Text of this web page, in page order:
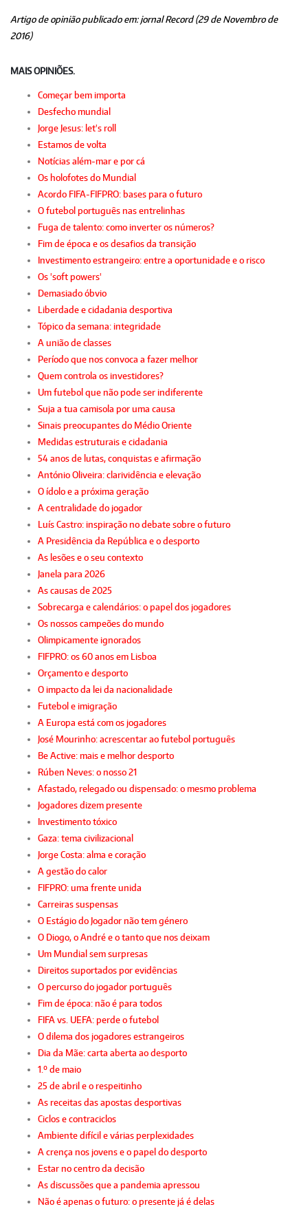
Artigo de opinião publicado em: jornal Record (29 de Novembro de
2016)
MAIS OPINIÕES.
Começar bem importa
Desfecho mundial
Jorge Jesus: let's roll
Estamos de volta
Notícias além-mar e por cá
Os holofotes do Mundial
Acordo FIFA-FIFPRO: bases para o futuro
O futebol português nas entrelinhas
Fuga de talento: como inverter os números?
Fim de época e os desafios da transição
Investimento estrangeiro: entre a oportunidade e o risco
Os 'soft powers'
Demasiado óbvio
Liberdade e cidadania desportiva
Tópico da semana: integridade
A união de classes
Período que nos convoca a fazer melhor
Quem controla os investidores?
Um futebol que não pode ser indiferente
Suja a tua camisola por uma causa
Sinais preocupantes do Médio Oriente
Medidas estruturais e cidadania
54 anos de lutas, conquistas e afirmação
António Oliveira: clarividência e elevação
O ídolo e a próxima geração
A centralidade do jogador
Luís Castro: inspiração no debate sobre o futuro
A Presidência da República e o desporto
As lesões e o seu contexto
Janela para 2026
As causas de 2025
Sobrecarga e calendários: o papel dos jogadores
Os nossos campeões do mundo
Olimpicamente ignorados
FIFPRO: os 60 anos em Lisboa
Orçamento e desporto
O impacto da lei da nacionalidade
Futebol e imigração
A Europa está com os jogadores
José Mourinho: acrescentar ao futebol português
Be Active: mais e melhor desporto
Rúben Neves: o nosso 21
Afastado, relegado ou dispensado: o mesmo problema
Jogadores dizem presente
Investimento tóxico
Gaza: tema civilizacional
Jorge Costa: alma e coração
A gestão do calor
FIFPRO: uma frente unida
Carreiras suspensas
O Estágio do Jogador não tem género
O Diogo, o André e o tanto que nos deixam
Um Mundial sem surpresas
Direitos suportados por evidências
O percurso do jogador português
Fim de época: não é para todos
FIFA vs. UEFA: perde o futebol
O dilema dos jogadores estrangeiros
Dia da Mãe: carta aberta ao desporto
1.º de maio
25 de abril e o respeitinho
As receitas das apostas desportivas
Ciclos e contraciclos
Ambiente difícil e várias perplexidades
A crença nos jovens e o papel do desporto
Estar no centro da decisão
As discussões que a pandemia apressou
Não é apenas o futuro: o presente já é delas